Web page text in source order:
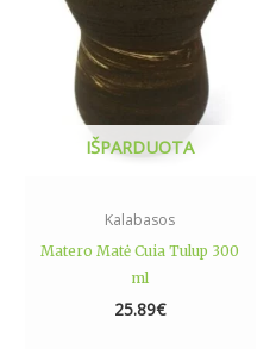
IŠPARDUOTA
Kalabasos
Matero Matė Cuia Tulup 300
ml
25.89€